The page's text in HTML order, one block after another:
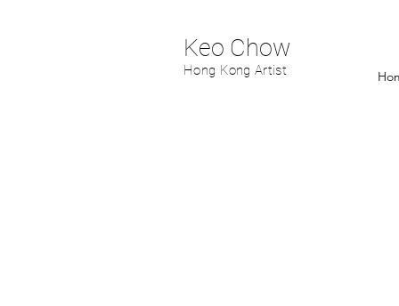
Keo Chow
Hong Kong Artist